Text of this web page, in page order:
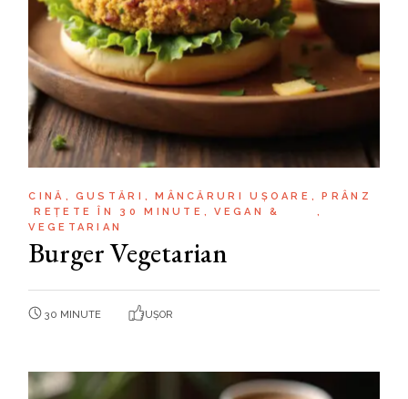
CINĂ GUSTĂRI MÂNCĂRURI UȘOARE
PRÂNZ
REȚETE ÎN 30 MINUTE
VEGAN &
VEGETARIAN
Burger Vegetarian
30 MINUTE UȘOR